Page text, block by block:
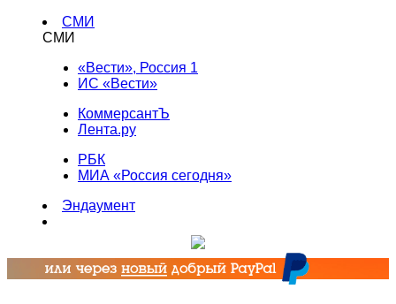
СМИ
СМИ
«Вести», Россия 1
ИС «Вести»
КоммерсантЪ
Лента.ру
РБК
МИА «Россия сегодня»
Эндаумент